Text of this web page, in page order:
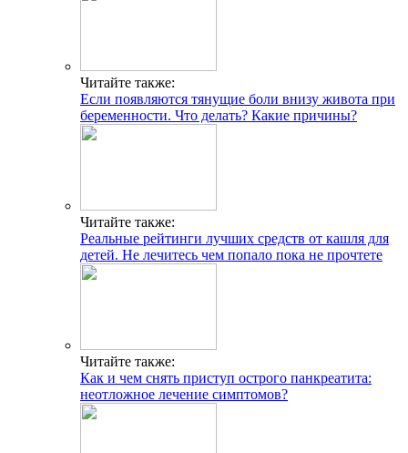
Читайте также:
Если появляются тянущие боли внизу живота при
беременности. Что делать? Какие причины?
Читайте также:
Реальные рейтинги лучших средств от кашля для
детей. Не лечитесь чем попало пока не прочтете
Читайте также:
Как и чем снять приступ острого панкреатита:
неотложное лечение симптомов?